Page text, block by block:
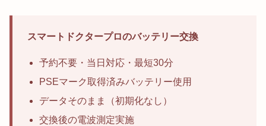
スマートドクタープロのバッテリー交換
予約不要・当日対応・最短30分
PSEマーク取得済みバッテリー使用
データそのまま（初期化なし）
交換後の電波測定実施